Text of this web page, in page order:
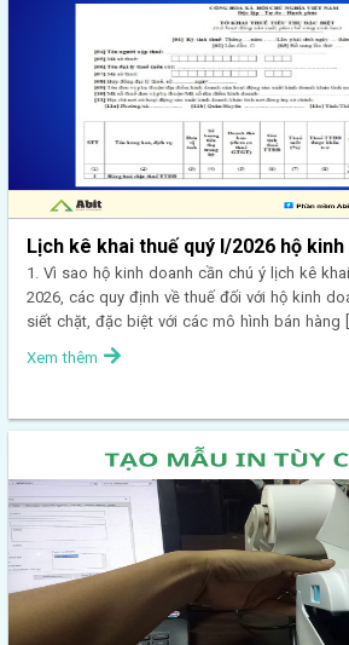
Lịch kê khai thuế quý I/2026 hộ
1. Vì sao hộ kinh doanh cần chú ý lịch kê
2026, các quy định về thuế đối với hộ kinh
siết chặt, đặc biệt với các mô hình bán hàng
Xem thêm